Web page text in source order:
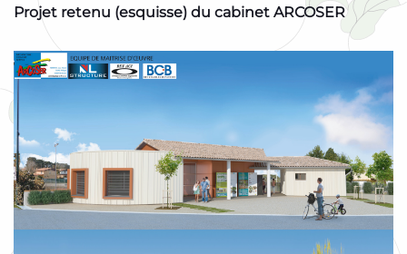
Projet retenu (esquisse) du cabinet ARCOSER